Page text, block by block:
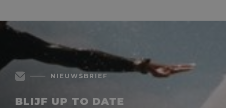
NIEUWSBRIEF
BLIJF UP TO DATE